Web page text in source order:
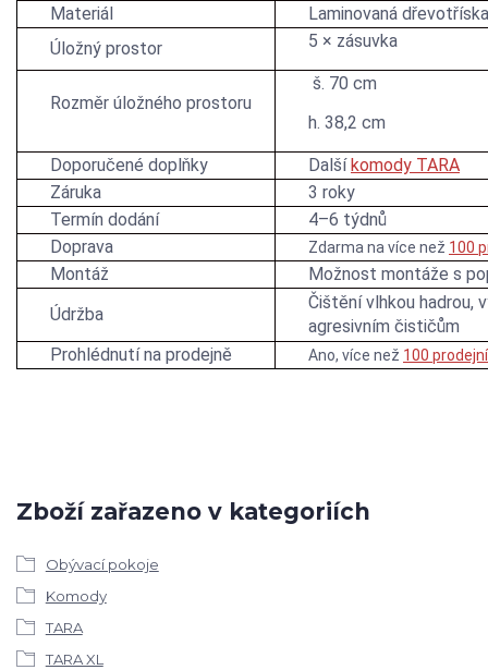
Materiál
Laminovaná dřevotříska
Úložný prostor
5 × zásuvka
Rozměr úložného prostoru
š. 70 cm
h. 38,2 cm
Doporučené doplňky Dalšíkomody TARA
Záruka
3 roky
Termín dodání
4–6 týdnů
Doprava
Zdarma na více než 100
Montáž
Možnost montáže s
Údržba
Čištění vlhkou hadrou,
agresivním čističům
Prohlédnutí na prodejně
Ano, více než 100
Zboží zařazeno v kategoriích
Obývací pokoje
Komody
TARA
TARA XL